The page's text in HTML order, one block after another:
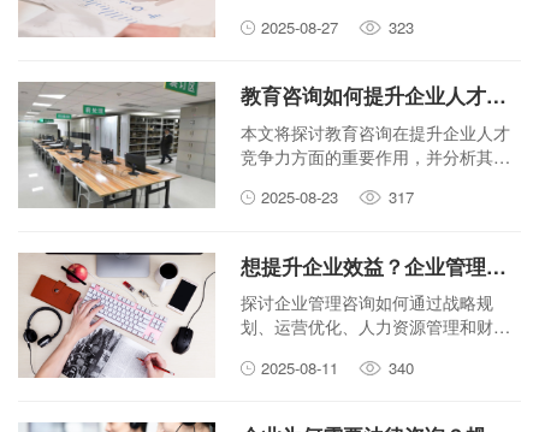
发展，并重点阐述了合规经营、知识
2025-08-27 323
教育咨询如何提升企业人才竞争力？
本文将探讨教育咨询在提升企业人才
竞争力方面的重要作用，并分析其如
发展等途径，助力企业在激烈的市场
2025-08-23 317
想提升企业效益？企业管理咨询能帮你什么？
探讨企业管理咨询如何通过战略规
划、运营优化、人力资源管理和财务
升经济效益。
2025-08-11 340